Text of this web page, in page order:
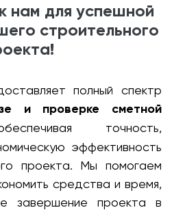
нам для успешной
строительного
полный спектр
и проверке сметной
точность,
эффективность
проекта. Мы помогаем
средства и время,
завершение проекта в